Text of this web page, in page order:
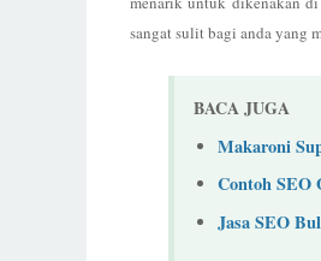
sangat sulit bagi anda yang
BACA JUGA
Makaroni
Contoh SEO
Jasa SEO